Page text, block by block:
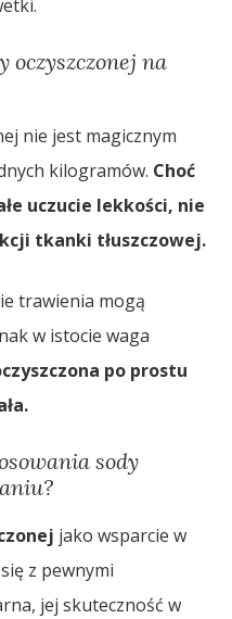
oczyszczonej na
nie jest magicznym
kilogramów. Choć
uczucie lekkości, nie
tkanki tłuszczowej.
trawienia mogą
w istocie waga
po prostu
sody
jako wsparcie w
z pewnymi
jej skuteczność w